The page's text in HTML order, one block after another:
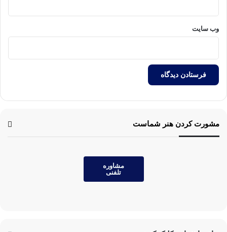
وب‌ سایت
مشورت کردن هنر شماست
مشاوره
تلفنی